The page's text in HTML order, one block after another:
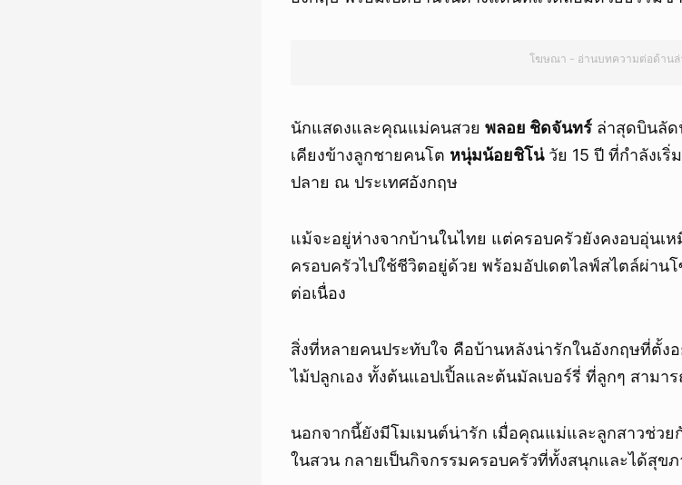
โฆษณา - อ่านบทความต่อด้านล่
นักแสดงและคุณแม่คนสวย พลอย ชิดจันทร์ ล่าสุดบินลัด
เคียงข้างลูกชายคนโต หนุ่มน้อยชิโน่วัย 15 ปี ที่กำลังเ
ปลาย ณ ประเทศอังกฤษ
แม้จะอยู่ห่างจากบ้านในไทย แต่ครอบครัวยังคงอบอุ่นเห
ครอบครัวไปใช้ชีวิตอยู่ด้วย พร้อมอัปเดตไลฟ์สไตล์ผ่าน
ต่อเนื่อง
สิ่งที่หลายคนประทับใจ คือบ้านหลังน่ารักในอังกฤษที่ตั้ง
ไม้ปลูกเอง ทั้งต้นแอปเปิ้ลและต้นมัลเบอร์รี่ ที่ลูกๆ สามา
นอกจากนี้ยังมีโมเมนต์น่ารัก เมื่อคุณแม่และลูกสาวช่วย
ในสวน กลายเป็นกิจกรรมครอบครัวที่ทั้งสนุกและได้สุข